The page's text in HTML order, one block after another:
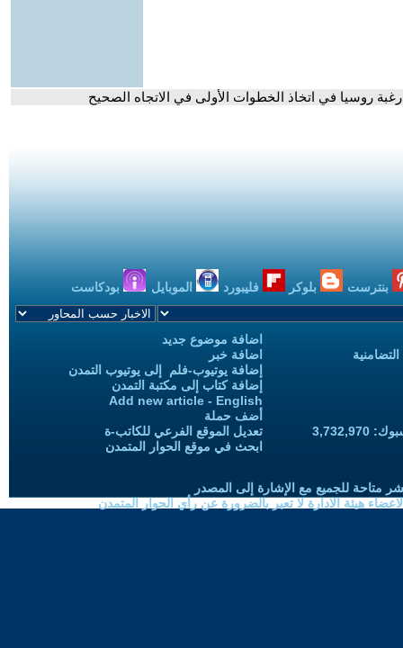
روسيا في اتخاذ الخطوات الأولى في الاتجاه الصحيح
بنترست بلوكر فليبورد الموبايل بودكاست
اضافة موضوع جديد
اضافة خبر
إضافة يوتيوب-فلم إلى يوتيوب التمدن
إضافة كتاب إلى مكتبة التمدن
Add new article - English
أضف حملة
تعديل الموقع الفرعي للكاتب-ة
ابحث في موقع الحوار المتمدن
متاحة للجميع مع الإشارة إلى المصدر
هيئة الادارة لا تعبر بالضرورة عن رأي الحوار المتمدن